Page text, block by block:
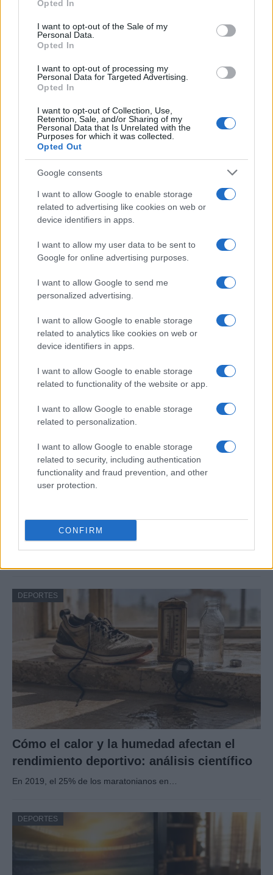
use your data for below specified purposes in below Google
consent section.
Opted In
I want to opt-out of the Sale of my
Personal Data.
Opted In
I want to opt-out of processing my
Personal Data for Targeted Advertising.
Opted In
I want to opt-out of Collection, Use,
Retention, Sale, and/or Sharing of my
Personal Data that Is Unrelated with the
Purposes for which it was collected.
Opted Out
Google consents
I want to allow Google to enable storage
related to advertising like cookies on web or
device identifiers in apps.
I want to allow my user data to be sent to
Google for online advertising purposes.
I want to allow Google to send me
personalized advertising.
I want to allow Google to enable storage
related to analytics like cookies on web or
device identifiers in apps.
I want to allow Google to enable storage
related to functionality of the website or app.
I want to allow Google to enable storage
related to personalization.
I want to allow Google to enable storage
related to security, including authentication
functionality and fraud prevention, and other
user protection.
CONFIRM
Hockey femenino: Estados Unidos gana el
oro en Milan-Cortina 2026 ante Canadá
Estados Unidos ganó 2-1 a Canadá en Milan-Cortina…
DEPORTES
Programación deportiva gratuita: lo que
no te puedes perder en agosto de 2026
El verano de 2026 está repleto de eventos…
DEPORTES
FIFA anuncia que las futbolistas recibirán
baja de maternidad
DEPORTES
Cómo el calor y la humedad afectan el
rendimiento deportivo: análisis científico
En 2019, el 25% de los maratonianos en…
DEPORTES